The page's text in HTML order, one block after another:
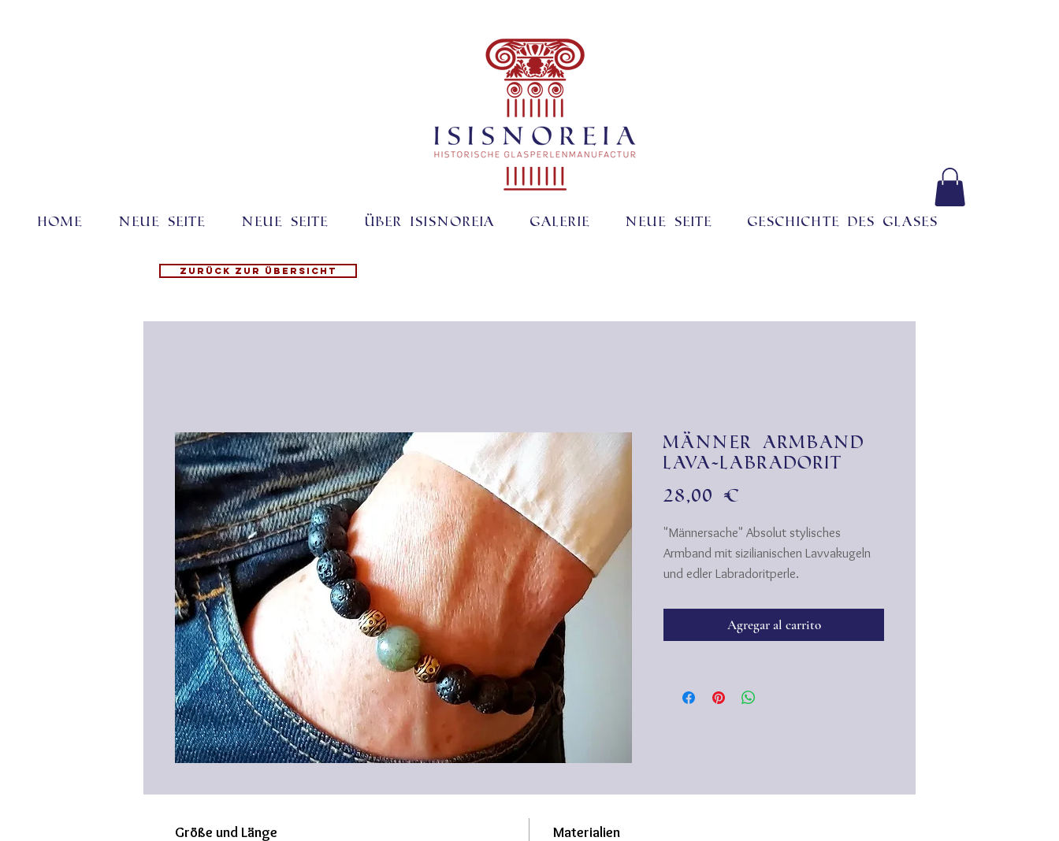
Home Neue Seite Neue Seite Über ISISNOREIA Galerie Neue Seite Geschichte des Glases
Zurück zur Übersicht
Männer Armband
Lava-Labradorit
28,00 €
"Männersache" Absolut stylisches
Armband mit sizilianischen Lavvakugeln
und edler Labradoritperle.
und edlem "Zwirn" ♥
Agregar al carrito
Größe und Länge Materialien